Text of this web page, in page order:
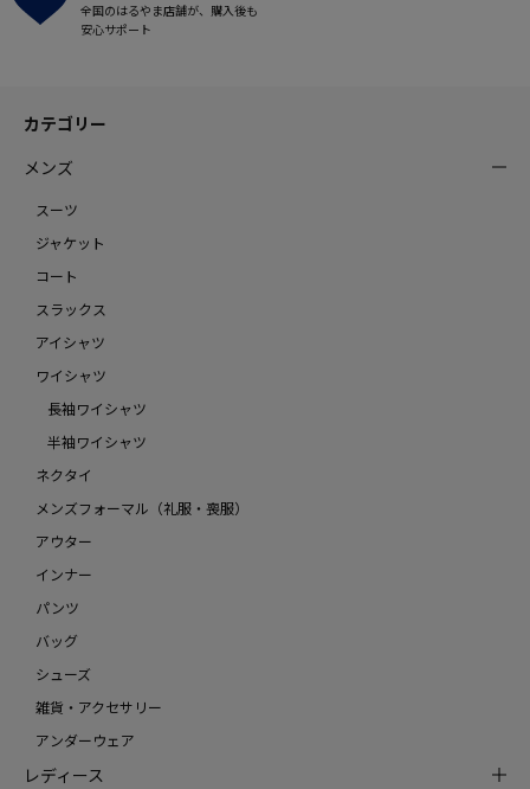
全国のはるやま店舗が、購入後も
安心サポート
カテゴリー
メンズ
スーツ
ジャケット
コート
スラックス
アイシャツ
ワイシャツ
長袖ワイシャツ
半袖ワイシャツ
ネクタイ
メンズフォーマル（礼服・喪服）
アウター
インナー
パンツ
バッグ
シューズ
雑貨・アクセサリー
アンダーウェア
レディース